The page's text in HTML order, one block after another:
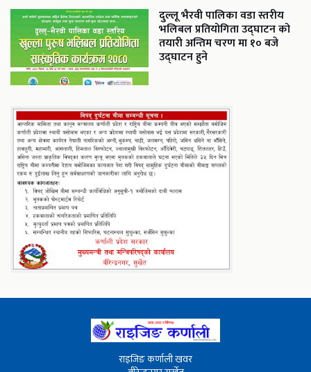
दुल्लू भैरवी पालिका वडा स्तरीय
भलिबल प्रतियोगिता उद्घाटन को
तयारी अन्तिम चरण मा १० बजे
उद्घाटन हुने
राइजिङ कर्णाली खवर